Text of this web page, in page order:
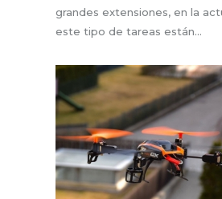
grandes extensiones, en la
este tipo de tareas están…